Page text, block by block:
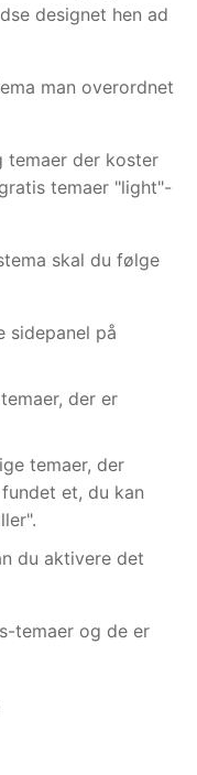
designet hen ad
man overordnet
temaer der koster
temaer "light"-
skal du følge
sidepanel på
der er
temaer, der
et, du kan
du aktivere det
temaer og de er